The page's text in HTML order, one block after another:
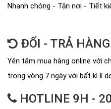
Nhanh chóng - Tận nơi - Tiết
ĐỔI - TRẢ HÀNG
Yên tâm mua hàng online với
trong vòng 7 ngày với bất kì lí
HOTLINE 9H -